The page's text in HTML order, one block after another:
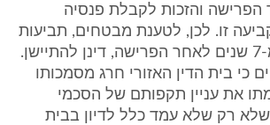
הפרישה והזכות לקבלת פנסיה
זו. לכן, לטענת מבטחים, תביעות
שהוגשו למעלה מ-7 שנים לאחר הפרישה, דינן להתיישן.
כי בית הדין האזורי חרג מסמכותו
את עניין תקפותם של הסכמי
שלא רק שלא עמד כלל לדיון בבית